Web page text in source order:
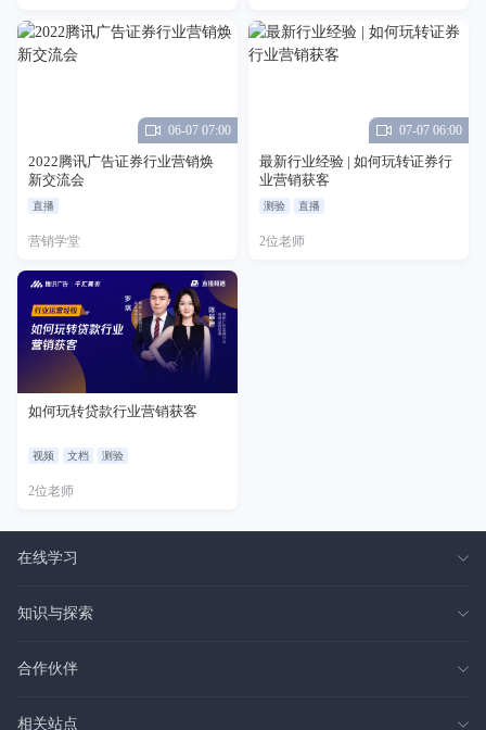
06-07 07:00
2022腾讯广告证券行业营销焕
新交流会
直播
营销学堂
07-07 06:00
最新行业经验 | 如何玩转证券行
业营销获客
测验 直播
2位老师
如何玩转贷款行业营销获客
视频 文档 测验
2位老师
在线学习
知识与探索
合作伙伴
相关站点